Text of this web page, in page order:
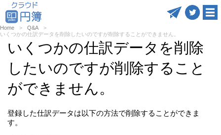
Home
Q&A
いくつかの仕訳データを削除したいのですが削除することができません。
いくつかの仕訳データを削除
したいのですが削除すること
ができません。
登録した仕訳データは以下の方法で削除することができま
す。